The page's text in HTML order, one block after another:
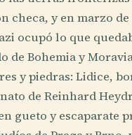
checa, y en marzo de
ocupó lo que
de Bohemia y
y piedras: Lidice,
de Reinhard
gueto y escaparate